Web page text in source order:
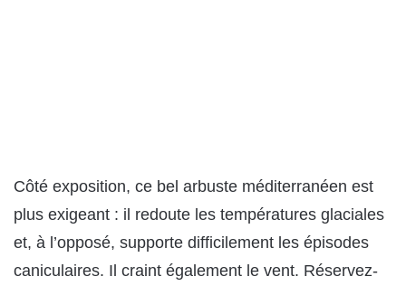
Côté exposition, ce bel arbuste méditerranéen est
plus exigeant : il redoute les températures glaciales
et, à l’opposé, supporte difficilement les épisodes
caniculaires. Il craint également le vent. Réservez-